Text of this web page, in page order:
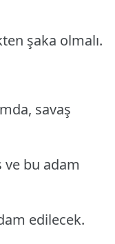
şaka olmalı.
savaş
ve bu adam
edilecek.